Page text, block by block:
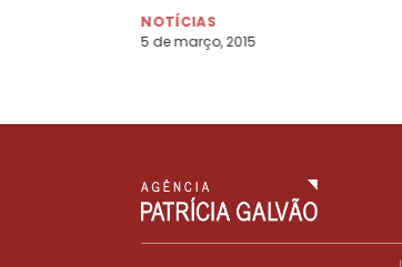
NOTÍCIAS
5 de março, 2015